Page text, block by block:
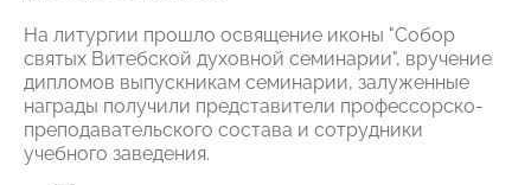
На литургии прошло освящение иконы "Собор
святых Витебской духовной семинарии", вручение
дипломов выпускникам семинарии, залуженные
награды получили представители профессорско-
преподавательского состава и сотрудники
учебного заведения.